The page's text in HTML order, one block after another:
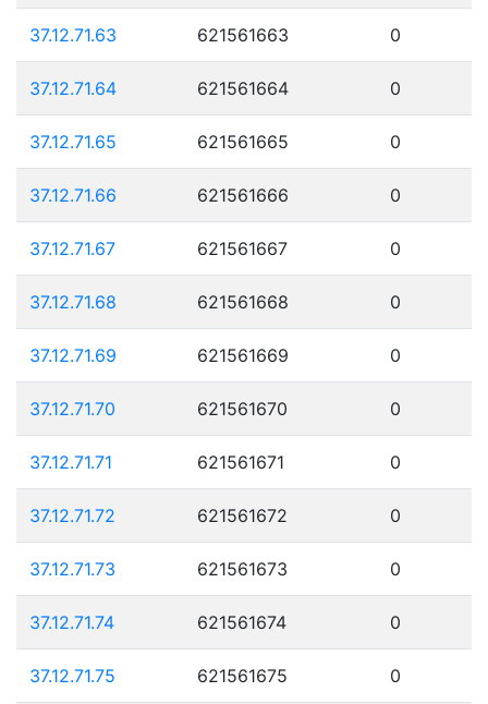
37.12.71.63 621561663 0
37.12.71.64 621561664 0
37.12.71.65 621561665 0
37.12.71.66 621561666 0
37.12.71.67 621561667 0
37.12.71.68 621561668 0
37.12.71.69 621561669 0
37.12.71.70 621561670 0
37.12.71.71 621561671 0
37.12.71.72 621561672 0
37.12.71.73 621561673 0
37.12.71.74 621561674 0
37.12.71.75 621561675 0